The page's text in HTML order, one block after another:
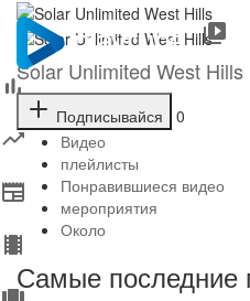
Solar Unlimited West Hills
Подписывайся
0
Видео
плейлисты
Понравившиеся видео
мероприятия
Около
Самые последние